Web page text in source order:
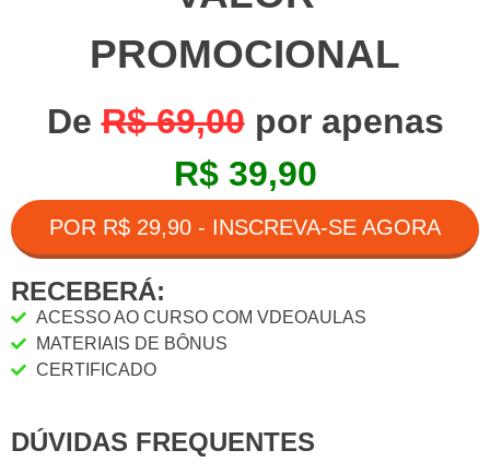
PROMOCIONAL
De R$ 69,00por apenas
R$ 39,90
POR R$ 29,90 - INSCREVA-SE AGORA
RECEBERÁ:
ACESSO AO CURSO COM VDEOAULAS
MATERIAIS DE BÔNUS
CERTIFICADO
DÚVIDAS FREQUENTES